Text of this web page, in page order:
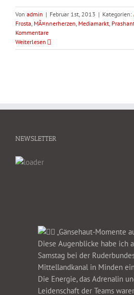
Von admin | Februar 1st, 2013 | Kategorien:
Frosta, MÃ¤nnerherzen, Mediamarkt,
Kommentare
Weiterlesen
NEWSLETTER